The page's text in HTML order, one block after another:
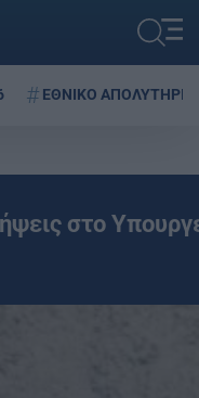
ΕΘΝΙΚΟ ΑΠΟΛΥΤΗΡΙΟ
στο